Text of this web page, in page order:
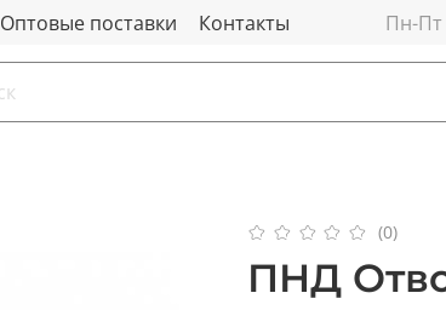
Оптовые поставки Контакты Пн-Пт
(0)
ПНД